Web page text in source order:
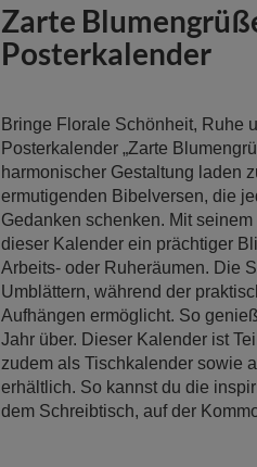
Zarte
Posterkalender
Bringe Florale Schönheit, Ruhe
Posterkalender „Zarte
harmonischer Gestaltung laden
ermutigenden Bibelversen, die
Gedanken schenken. Mit
dieser Kalender ein prächtiger
Arbeits- oder Ruheräumen. Die
Umblättern, während der
Aufhängen ermöglicht. So
Jahr über. Dieser Kalender ist
zudem als Tischkalender sowie
erhältlich. So kannst du die
dem Schreibtisch, auf der